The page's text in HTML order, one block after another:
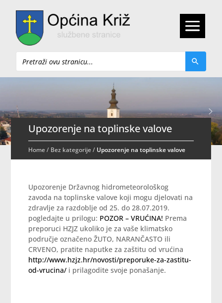
Pretraži
Upozorenje na toplinske valove
Home/ Bez kategorije/ Upozorenje na toplinske valove
Upozorenje Državnog hidrometeorološkog
zavoda na toplinske valove koji mogu djelovati na
zdravlje za razdoblje od 25. do 28.07.2019.
pogledajte u prilogu: POZOR – VRUĆINA! Prema
preporuci HZJZ ukoliko je za vaše klimatsko
područje označeno ŽUTO, NARANČASTO ili
CRVENO, pratite naputke za zaštitu od vrućina
http://www.hzjz.hr/novosti/preporuke-za-zastitu-
od-vrucina/ i prilagodite svoje ponašanje.